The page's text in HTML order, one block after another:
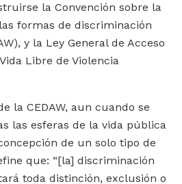
la Convención sobre la
formas de discriminación
y la Ley General de Acceso
Libre de Violencia
la CEDAW, aun cuando se
las esferas de la vida pública
de un solo tipo de
que: “[la] discriminación
toda distinción, exclusión o